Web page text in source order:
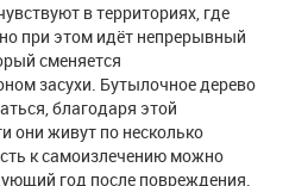
в территориях, где
при этом идёт непрерывный
сменяется
засухи. Бутылочное дерево
благодаря этой
они живут по несколько
к самоизлечению можно
год после повреждения.